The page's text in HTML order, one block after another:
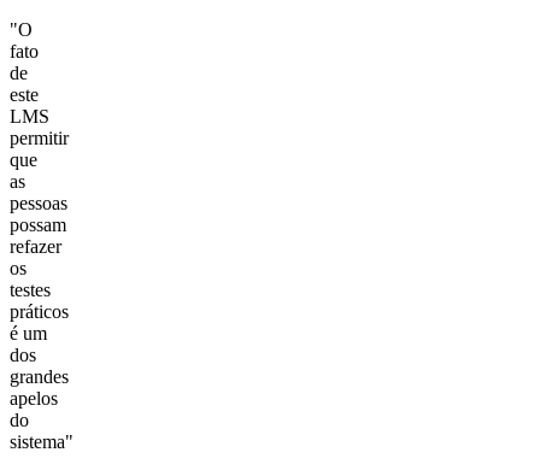
"O
fato
de
este
LMS
permitir
que
as
pessoas
possam
refazer
os
testes
práticos
é um
dos
grandes
apelos
do
sistema"